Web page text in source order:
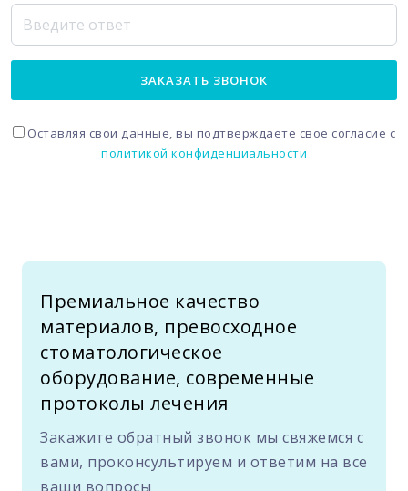
ЗАКАЗАТЬ ЗВОНОК
Оставляя свои данные, вы подтверждаете свое согласие с
политикой конфиденциальности
Премиальное качество
материалов, превосходное
стоматологическое
оборудование, современные
протоколы лечения
Закажите обратный звонок мы свяжемся с
вами, проконсультируем и ответим на все
ваши вопросы